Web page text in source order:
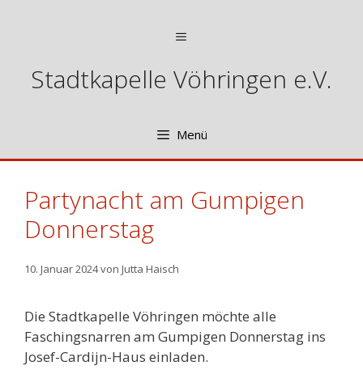
Stadtkapelle Vöhringen e.V.
Menü
Partynacht am Gumpigen
Donnerstag
10. Januar 2024von Jutta Haisch
Die Stadtkapelle Vöhringen möchte alle
Faschingsnarren am Gumpigen Donnerstag ins
Josef-Cardijn-Haus einladen.